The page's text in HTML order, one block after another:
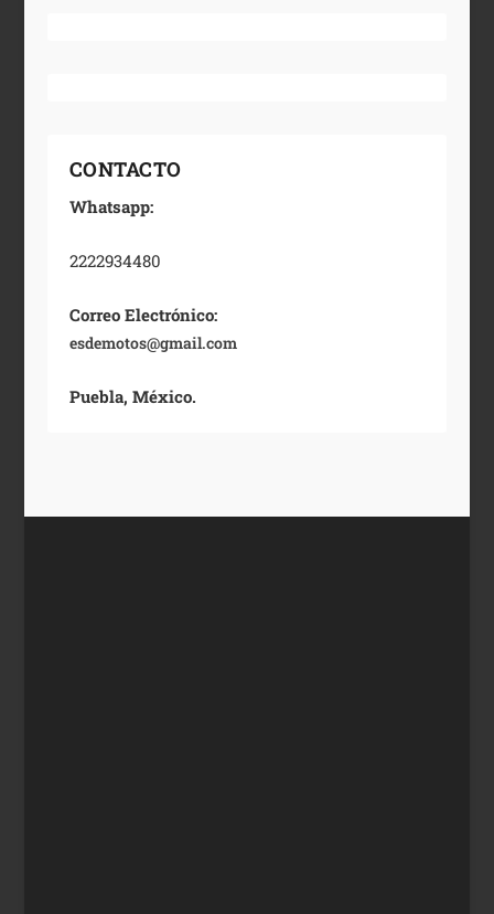
CONTACTO
Whatsapp:
2222934480
Correo Electrónico:
esdemotos@gmail.com
Puebla, México.